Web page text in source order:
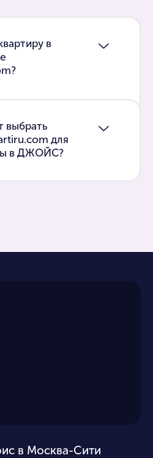
в
выбрать
для
в ДЖОЙС?
в Москва-Сити